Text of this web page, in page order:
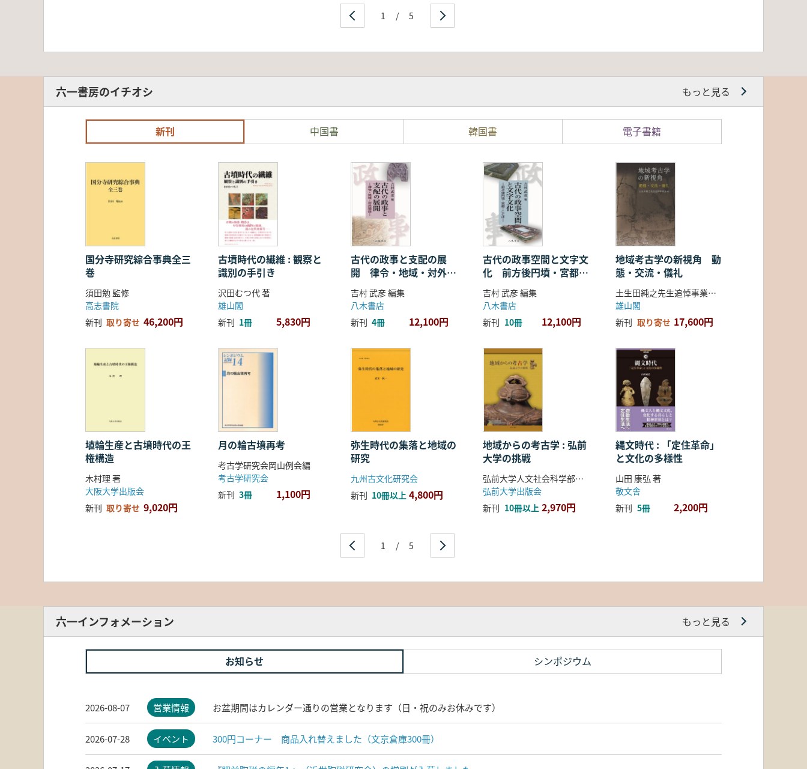
1 / 5
六一書房のイチオシ もっと見る
新刊 中国書 韓国書 電子書籍
国分寺研究綜合事典全三
巻
須田勉 監修
高志書院
新刊 取り寄せ 46,200円
古墳時代の繊維 : 観察と
識別の手引き
沢田むつ代 著
雄山閣
新刊 1冊 5,830円
古代の政事と支配の展
開 律令・地域・対外関
吉村 武彦 編集
八木書店
新刊 4冊 12,100円
古代の政事空間と文字文
化 前方後円墳・宮都・
吉村 武彦 編集
八木書店
新刊 10冊 12,100円
地域考古学の新視角 動
態・交流・儀礼
土生田純之先生追悼事業会 編
雄山閣
新刊 取り寄せ 17,600円
埴輪生産と古墳時代の王
権構造
木村理 著
大阪大学出版会
新刊 取り寄せ 9,020円
月の輪古墳再考
考古学研究会岡山例会編
考古学研究会
新刊 3冊 1,100円
弥生時代の集落と地域の
研究
九州古文化研究会
新刊 10冊以上 4,800円
地域からの考古学 : 弘前
大学の挑戦
弘前大学人文社会科学部北日本考古学研究センター 編
弘前大学出版会
新刊 10冊以上 2,970円
縄文時代 : 「定住革命」
と文化の多様性
山田 康弘 著
敬文舎
新刊 5冊 2,200円
1 / 5
六一インフォメーション もっと見る
お知らせ シンポジウム
2026-08-07 営業情報 お盆期間はカレンダー通りの営業となります（日・祝のみお休みです）
2026-07-28 イベント 300円コーナー 商品入れ替えました（文京倉庫300冊）